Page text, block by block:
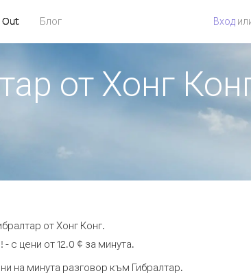
Out Блог Вход
от Хонг
от Хонг Конг.
с цени от 12.0 ¢ за минута.
на минута разговор към Гибралтар.